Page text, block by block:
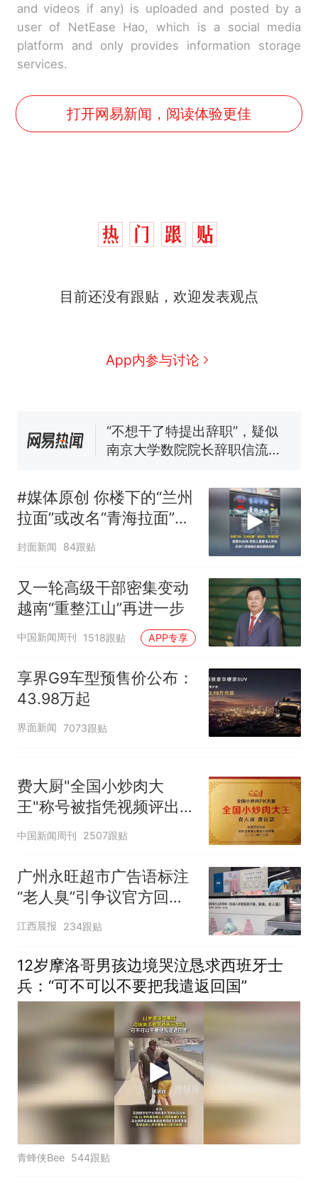
and videos if any) is uploaded and posted by a
user of NetEase Hao, which is a social media
platform and only provides information storage
services.
打开网易新闻，阅读体验更佳
目前还没有跟贴，欢迎发表观点
App内参与讨论
哥士兵搬起大石块投向移民引
协会回应
男子上山采菌偶然发现鸡枞菌
窝，原地守1天等它长大：挖了
（新京报）
“不想干了特提出辞职”，疑似
南京大学数院院长辞职信流
任院长一职，不清楚辞职信来
源；曾用手绘图做头像
回大海 目击者直呼震惊 （视频
来源：参考消息）
热 西班牙飞地休达边境，摩洛
哥士兵搬起大石块投向移民引
争议，此前一天内数万人从摩
#媒体原创 你楼下的“兰州
拉面”或改名“青海拉面”，
经营约40年，实际上是青
已集体更换招牌
封面新闻 84跟贴
又一轮高级干部密集变动
越南“重整江山”再进一步
中国新闻周刊 1518跟贴 APP专享
享界G9车型预售价公布：
43.98万起
界面新闻 7073跟贴
费大厨"全国小炒肉大
王"称号被指凭视频评出
官方回应
中国新闻周刊 2507跟贴
广州永旺超市广告语标注
“老人臭”引争议官方回
应：统一上报反馈，门店
核实完毕后会回电
江西晨报 234跟贴
12岁摩洛哥男孩边境哭泣恳求西班牙士
兵：“可不可以不要把我遣返回国”
青蜂侠Bee 544跟贴